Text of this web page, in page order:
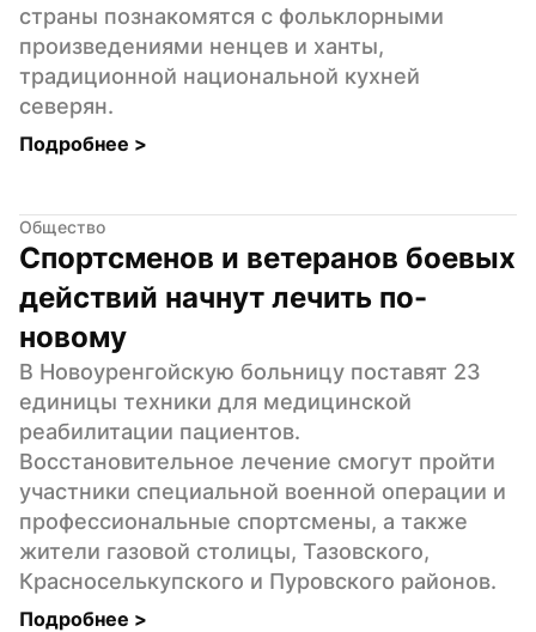
страны познакомятся с фольклорными
произведениями ненцев и ханты,
традиционной национальной кухней
северян.
Подробнее >
Общество
Спортсменов и ветеранов боевых
действий начнут лечить по-
новому
В Новоуренгойскую больницу поставят 23
единицы техники для медицинской
реабилитации пациентов.
Восстановительное лечение смогут пройти
участники специальной военной операции и
профессиональные спортсмены, а также
жители газовой столицы, Тазовского,
Красноселькупского и Пуровского районов.
Подробнее >